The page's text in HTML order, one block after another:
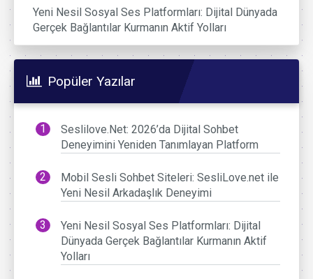
Yeni Nesil Sosyal Ses Platformları: Dijital Dünyada
Gerçek Bağlantılar Kurmanın Aktif Yolları
Popüler Yazılar
Seslilove.Net: 2026’da Dijital Sohbet
Deneyimini Yeniden Tanımlayan Platform
Mobil Sesli Sohbet Siteleri: SesliLove.net ile
Yeni Nesil Arkadaşlık Deneyimi
Yeni Nesil Sosyal Ses Platformları: Dijital
Dünyada Gerçek Bağlantılar Kurmanın Aktif
Yolları